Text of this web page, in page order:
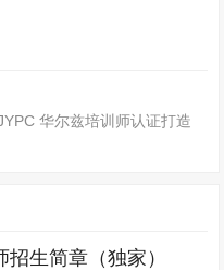
华尔兹培训师认证打造
生简章（独家）